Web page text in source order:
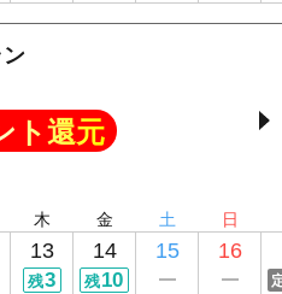
ト還元
木
13
残3
金
14
残10
土
15
日
16